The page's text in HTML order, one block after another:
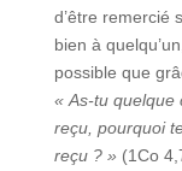
d’être remercié
bien à
possible que
« As-tu quelque
reçu, pourquoi
reçu ? » (1Co